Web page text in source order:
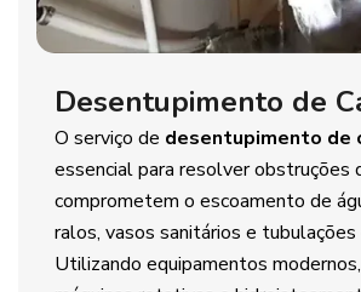
Desentupimento de
O serviço de desentupimento de
essencial para resolver obstruções
comprometem o escoamento de
ralos, vasos sanitários e tubulações
Utilizando equipamentos